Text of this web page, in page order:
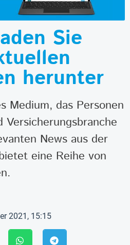
Sie
herunter
Medium, das Personen
Versicherungsbranche
News aus der
eine Reihe von
2021, 15:15